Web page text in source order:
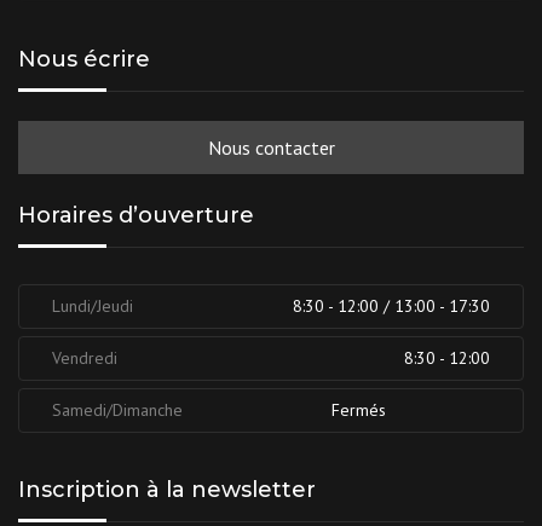
Nous écrire
Nous contacter
Horaires d’ouverture
Lundi/Jeudi 8:30 - 12:00 / 13:00 - 17:30
Vendredi 8:30 - 12:00
Samedi/Dimanche Fermés
Inscription à la newsletter